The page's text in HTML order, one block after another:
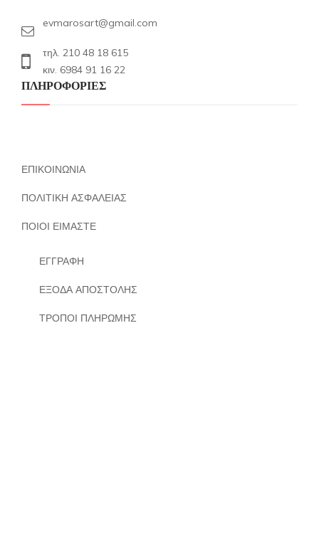
evmarosart@gmail.com
τηλ. 210 48 18 615
κιν. 6984 91 16 22
ΠΛΗΡΟΦΟΡΙΕΣ
ΕΠΙΚΟΙΝΩΝΙΑ
ΠΟΛΙΤΙΚΗ ΑΣΦΑΛΕΙΑΣ
ΠΟΙΟΙ ΕΙΜΑΣΤΕ
ΕΓΓΡΑΦΗ
ΕΞΟΔΑ ΑΠΟΣΤΟΛΗΣ
ΤΡΟΠΟΙ ΠΛΗΡΩΜΗΣ